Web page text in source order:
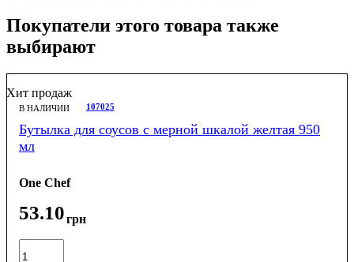
Покупатели этого товара также
выбирают
Хит продаж
В НАЛИЧИИ 107025
Бутылка для соусов с мерной шкалой желтая 950
мл
One Chef
53.10грн